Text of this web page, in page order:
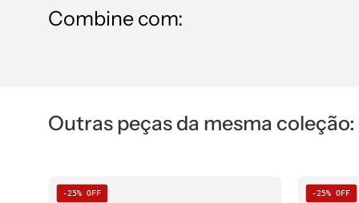
Combine com:
Outras peças da mesma coleção:
-25% OFF -25% OFF